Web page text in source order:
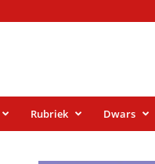
Rubriek Dwars